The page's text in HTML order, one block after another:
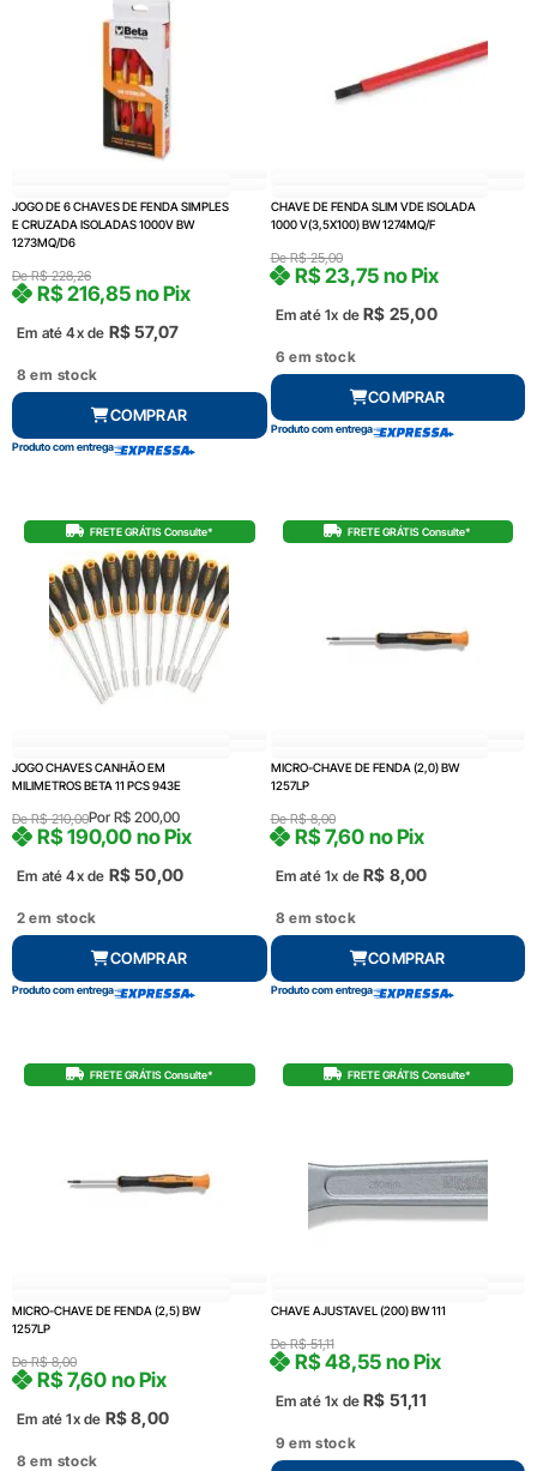
JOGO DE 6 CHAVES DE FENDA SIMPLES
E CRUZADA ISOLADAS 1000V BW
1273MQ/D6
DeR$228,26
Em até 4x de R$57,07
R$216,85 no Pix
8 em stock
COMPRAR
Produto com entrega
CHAVE DE FENDA SLIM VDE ISOLADA
1000 V(3,5X100) BW 1274MQ/F
DeR$25,00
Em até 1x de R$ 25,00
R$23,75 no Pix
6 em stock
COMPRAR
Produto com entrega
FRETE GRÁTIS Consulte*
JOGO CHAVES CANHÃO EM
MILIMETROS BETA 11 PCS 943E
DeR$210,00Por R$ 200,00
Em até 4x de R$50,00
R$190,00 no Pix
2 em stock
COMPRAR
Produto com entrega
FRETE GRÁTIS Consulte*
MICRO-CHAVE DE FENDA (2,0) BW
1257LP
DeR$8,00
Em até 1x de R$ 8,00
R$7,60 no Pix
8 em stock
COMPRAR
Produto com entrega
FRETE GRÁTIS Consulte*
MICRO-CHAVE DE FENDA (2,5) BW
1257LP
DeR$8,00
Em até 1x de R$8,00
R$7,60 no Pix
8 em stock
FRETE GRÁTIS Consulte*
CHAVE AJUSTAVEL (200) BW 111
DeR$51,11
Em até 1x de R$ 51,11
R$48,55 no Pix
9 em stock